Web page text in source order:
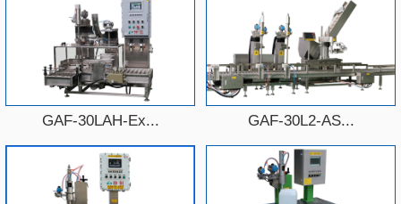
GAF-30LAH-Ex... GAF-30L2-AS...